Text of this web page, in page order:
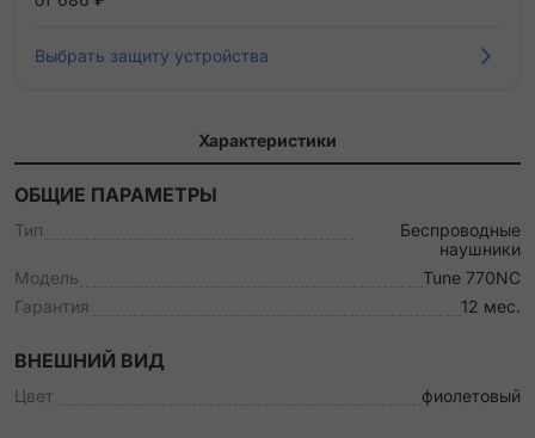
Выбрать защиту устройства
Характеристики
ОБЩИЕ ПАРАМЕТРЫ
Тип
Беспроводные
наушники
Модель
Tune 770NC
Гарантия
12 мес.
ВНЕШНИЙ ВИД
Цвет фиолетовый